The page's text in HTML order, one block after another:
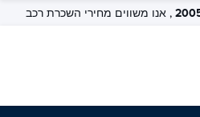
, אנו משווים מחירי השכרת רכב